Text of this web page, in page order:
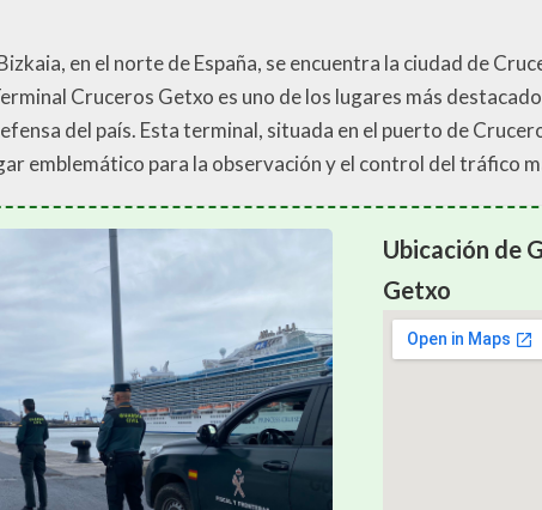
en el norte de España, se encuentra la ciudad de
Cruceros Getxo es uno de los lugares más
del país. Esta terminal, situada en el puerto de
emblemático para la observación y el control del tráfico
Ubicación de
Getxo